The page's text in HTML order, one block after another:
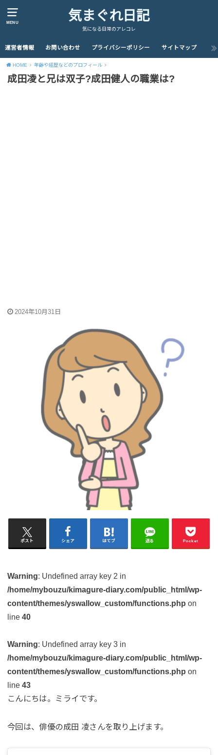
MENU 気まぐれ日記
気になる日常のアレコレ
運営者情報 お問い合わせ プライバシーポリシー サイトマップ
HOME 年齢や経歴などのプロフィール
成田凌と兄は双子?成田健人の職業は?
2024年10月31日
ポスト シェア はてブ 送る Pocket
Warning: Undefined array key 2 in
/home/mybouzu/kimagure-diary.com/public_html/wp-
content/themes/yswallow_custom/functions.php on
line 40
Warning: Undefined array key 3 in
/home/mybouzu/kimagure-diary.com/public_html/wp-
content/themes/yswallow_custom/functions.php on
line 43
こんにちは。ミライです。
今回は、俳優の成田 凌さんを取り上げます。